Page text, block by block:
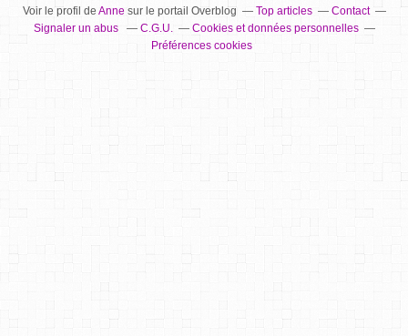
Voir le profil de Annesur le portail Overblog Top articles
Contact
Signaler un abus
C.G.U.
Cookies et données personnelles
Préférences cookies